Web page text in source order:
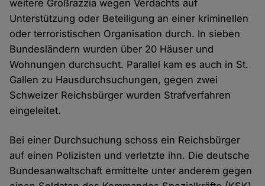
weitere Großrazzia wegen Verdachts auf
Unterstützung oder Beteiligung an einer kriminellen
oder terroristischen Organisation durch. In sieben
Bundesländern wurden über 20 Häuser und
Wohnungen durchsucht. Parallel kam es auch in St.
Gallen zu Hausdurchsuchungen, gegen zwei
Schweizer Reichsbürger wurden Strafverfahren
eingeleitet.
Bei einer Durchsuchung schoss ein Reichsbürger
auf einen Polizisten und verletzte ihn. Die deutsche
Bundesanwaltschaft ermittelte unter anderem gegen